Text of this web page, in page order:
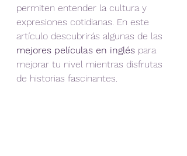
permiten entender la cultura y
expresiones cotidianas. En este
artículo descubrirás algunas de las
mejores películas en inglés para
mejorar tu nivel mientras disfrutas
de historias fascinantes.